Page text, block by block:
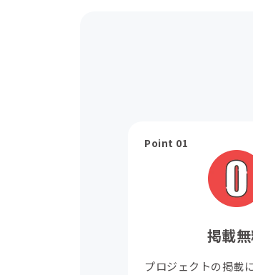
Point 01
掲載
プロジェクトの掲載